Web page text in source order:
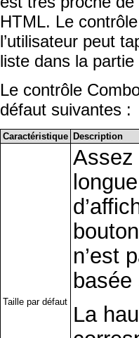
HTML. Le
l’utilisateur peut
liste dans la
Le contrôle
défaut suivantes :
Caractéristique Description
Taille par défaut
Assez
n’est
La